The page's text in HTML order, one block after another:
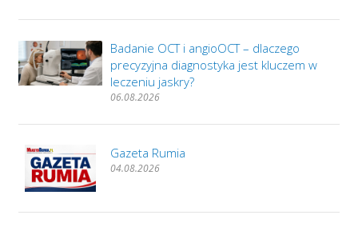
Badanie OCT i angioOCT – dlaczego
precyzyjna diagnostyka jest kluczem w
leczeniu jaskry?
06.08.2026
Gazeta Rumia
04.08.2026